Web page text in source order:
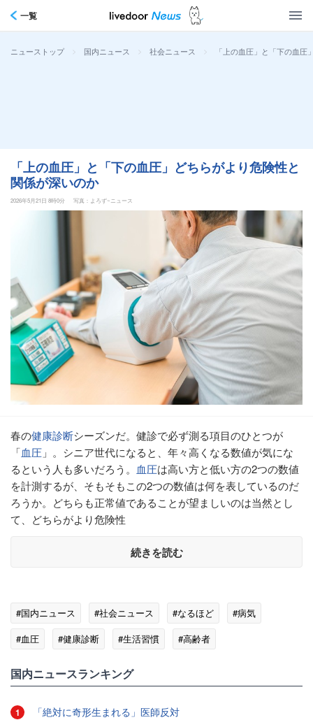
一覧
ニューストップ > 国内ニュース > 社会ニュース > 「上の血圧」と「下の血
「上の血圧」と「下の血圧」どちらがより危険性と
関係が深いのか
2026年5月21日 8時0分 写真：よろず~ニュース
春の健康診断シーズンだ。健診で必ず測る項目のひとつが
「血圧 」。シニア世代になると、年々高くなる数値が気にな
るという人も多いだろう。 血圧は高い方と低い方の2つの数値
を計測するが、そもそもこの2つの数値は何を表しているのだ
ろうか。どちらも正常値であることが望ましいのは当然とし
て、どちらがより危険性
続きを読む
#国内ニュース #社会ニュース #なるほど
#病気
#血圧
#健康診断 #生活習慣 #高齢者
国内ニュースランキング
1 「絶対に奇形生まれる」医師反対